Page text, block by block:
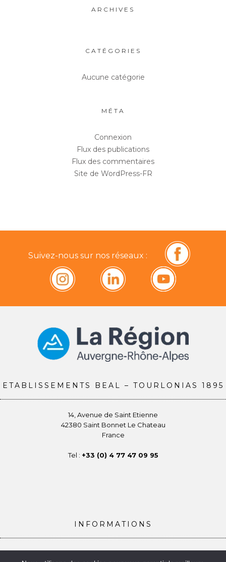
ARCHIVES
CATÉGORIES
Aucune catégorie
MÉTA
Connexion
Flux des publications
Flux des commentaires
Site de WordPress-FR
Suivez-nous sur nos réseaux :
ETABLISSEMENTS BEAL – TOURLONIAS 1895
14, Avenue de Saint Etienne
42380 Saint Bonnet Le Chateau
France
Tel : +33 (0) 4 77 47 09 95
INFORMATIONS